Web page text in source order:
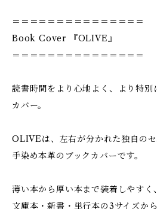
＝＝＝＝＝＝＝＝＝＝＝＝＝＝＝
Book Cover 『OLIVE』
＝＝＝＝＝＝＝＝＝＝＝＝＝＝＝
読書時間をより心地よく、より特別
カバー。
OLIVEは、左右が分かれた独自の
手染め本革のブックカバーです。
薄い本から厚い本まで装着しやすく、
文庫本・新書・単行本の3サイズか